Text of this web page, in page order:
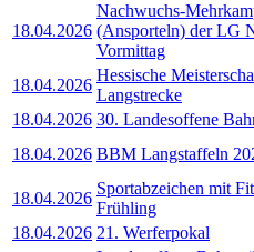
18.04.2026
Nachwuchs-
(Ansporteln) der LG
Vormittag
18.04.2026
Hessische
Langstrecke
18.04.2026 30. Landesoffene
18.04.2026 BBM Langstaffeln
18.04.2026
Sportabzeichen mit
Frühling
18.04.2026 21. Werferpokal